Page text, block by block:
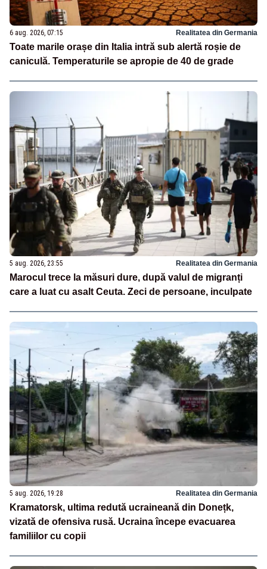
6 aug. 2026, 07:15 Realitatea din Germania
Toate marile orașe din Italia intră sub alertă roșie de
caniculă. Temperaturile se apropie de 40 de grade
5 aug. 2026, 23:55 Realitatea din Germania
Marocul trece la măsuri dure, după valul de migranți
care a luat cu asalt Ceuta. Zeci de persoane, inculpate
5 aug. 2026, 19:28 Realitatea din Germania
Kramatorsk, ultima redută ucraineană din Donețk,
vizată de ofensiva rusă. Ucraina începe evacuarea
familiilor cu copii